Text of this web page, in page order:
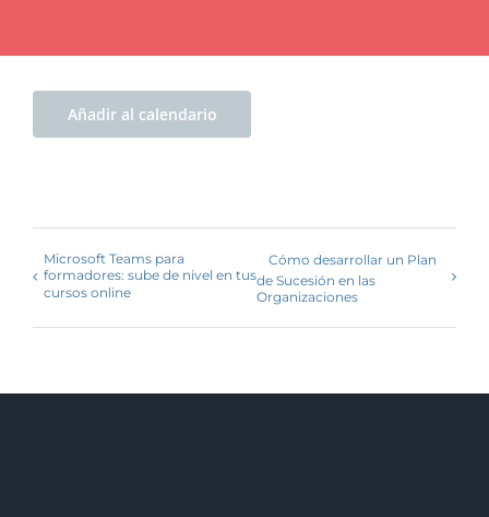
Añadir al calendario
Microsoft Teams para
formadores: sube de nivel en tus
cursos online
Cómo desarrollar un Plan
de Sucesión en las
Organizaciones